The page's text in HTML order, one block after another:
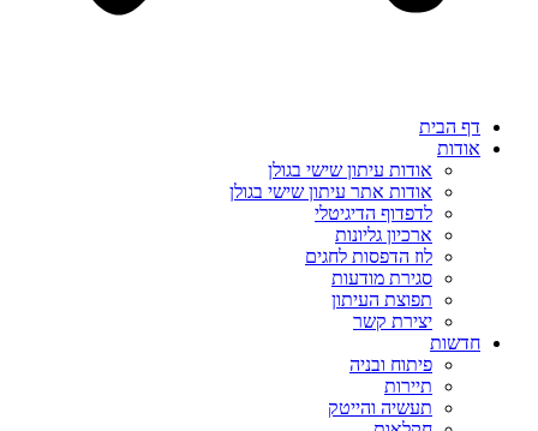
דף הבית
אודות
אודות עיתון שישי בגולן
אודות אתר עיתון שישי בגולן
לדפדוף הדיגיטלי
ארכיון גליונות
לוז הדפסות לחגים
סגירת מודעות
תפוצת העיתון
יצירת קשר
חדשות
פיתוח ובניה
תיירות
תעשיה והייטק